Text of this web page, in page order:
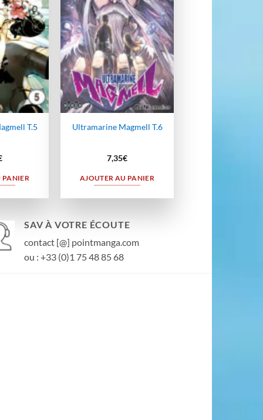
wishlist
T.5
PANIER
wishlist
Ultramarine Magmell T.6
7,35€
AJOUTER AU PANIER
SAV À VOTRE ÉCOUTE
contact [@] pointmanga.com
ou : +33 (0)1 75 48 85 68